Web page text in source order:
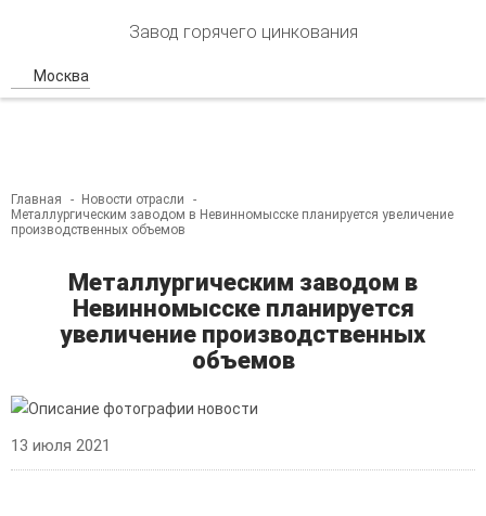
Завод горячего цинкования
Москва
Главная
Новости отрасли
Металлургическим заводом в Невинномысске планируется увеличение
производственных объемов
Металлургическим заводом в
Невинномысске планируется
увеличение производственных
объемов
13 июля 2021